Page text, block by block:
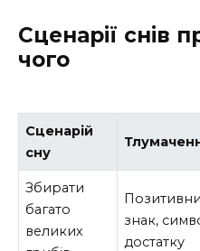
Сценарії снів
чого
Сценарій
сну
Збирати
багато
великих
знак,
достатку